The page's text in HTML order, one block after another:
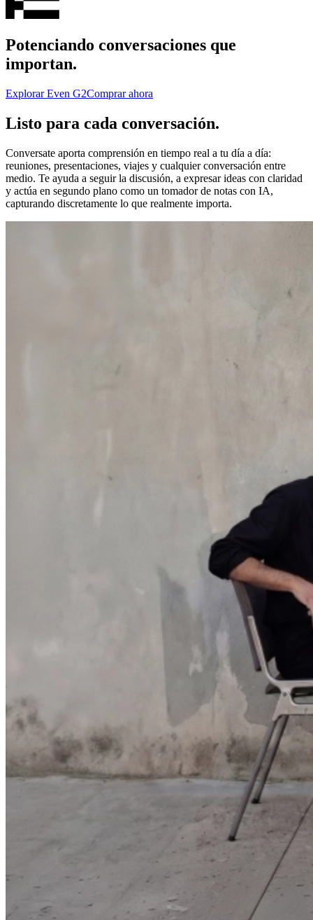
Potenciando conversaciones que
importan.
Explorar Even G2Comprar ahora
Listo para cada conversación.
Conversate aporta comprensión en tiempo real a tu día a día:
reuniones, presentaciones, viajes y cualquier conversación entre
medio. Te ayuda a seguir la discusión, a expresar ideas con claridad
y actúa en segundo plano como un tomador de notas con IA,
capturando discretamente lo que realmente importa.